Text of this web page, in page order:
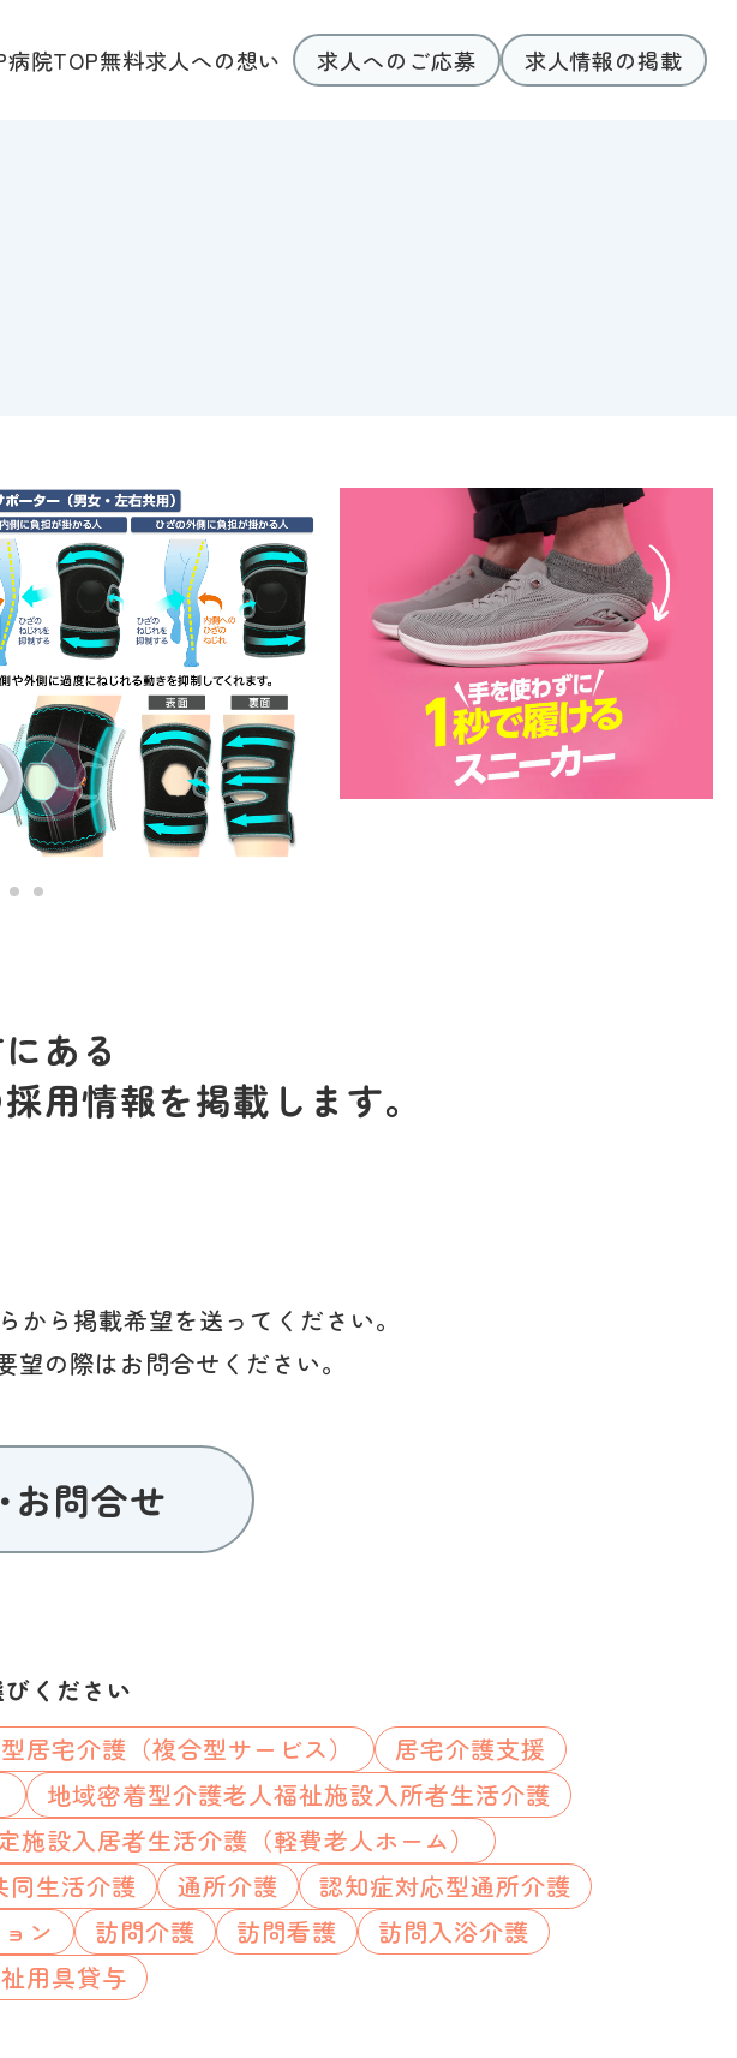
病院TOP無料求人への想い 求人へのご応募 求人情報の掲載
ある
用情報を掲載します。
ら掲載希望を送ってください。
の際はお問合せください。
お問合せ
ください
居宅介護（複合型サービス）
居宅介護支援
地域密着型介護老人福祉施設入所者生活介護
施設入居者生活介護（軽費老人ホーム）
同生活介護 通所介護
認知症対応型通所介護
ン 訪問介護 訪問看護
訪問入浴介護
用具貸与